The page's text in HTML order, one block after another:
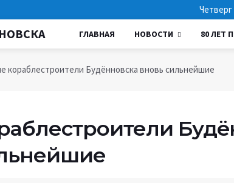
Четверг
ГЛАВНАЯ НОВОСТИ 80 ЛЕТ
кораблестроители Будённовска вновь сильнейшие